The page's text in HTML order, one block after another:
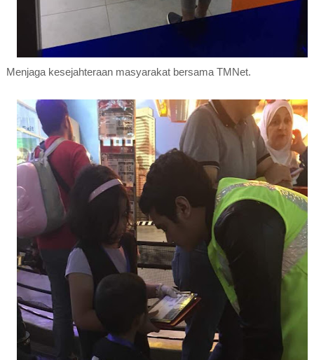
Menjaga kesejahteraan masyarakat bersama TMNet.